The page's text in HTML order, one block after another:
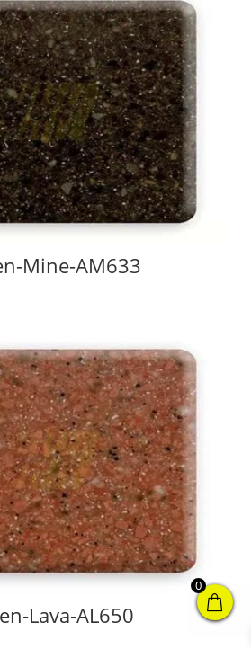
Mine-AM633
Lava-AL650
0